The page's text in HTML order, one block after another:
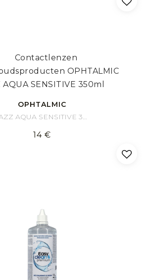
OPHTALMIC
JAZZ AQUA SENSITIVE 350ml
14 €